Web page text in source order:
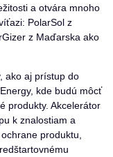
a otvára mnoho
PolarSol z
z Maďarska ako
ako aj prístup do
kde budú môcť
produkty. Akcelerátor
k znalostiam a
produktu,